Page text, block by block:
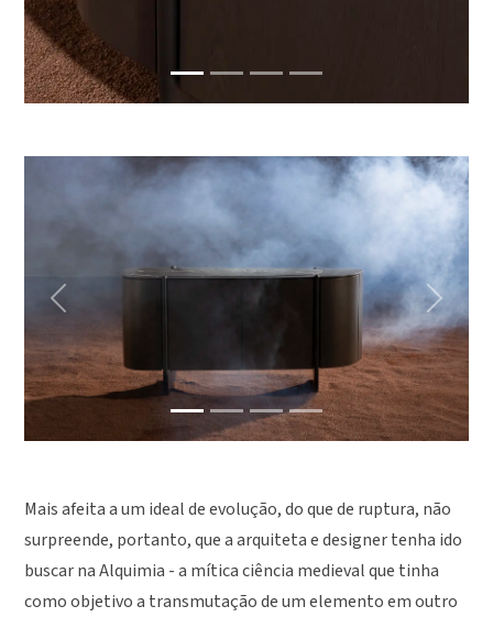
Previous Next
Mais afeita a um ideal de evolução, do que de ruptura, não
surpreende, portanto, que a arquiteta e designer tenha ido
buscar na Alquimia - a mítica ciência medieval que tinha
como objetivo a transmutação de um elemento em outro